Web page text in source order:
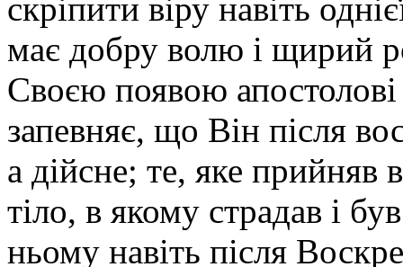
скріпити віру навіть
має добру волю і щирий
Своєю появою
запевняє, що Він після
а дійсне; те, яке прийняв
тіло, в якому страдав і
ньому навіть після